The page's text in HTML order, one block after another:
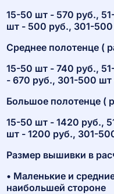
15-50 шт - 570 руб.,
шт - 500 руб., 301-
Среднее полотенце (
15-50 шт - 740 руб.,
- 670 руб., 301-500 шт
Большое полотенце (
15-50 шт - 1420 руб.,
шт - 1200 руб., 301-
Размер вышивки в
• Маленькие и
наибольшей стороне